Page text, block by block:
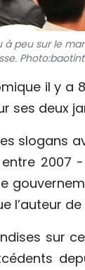
peu sur le
il y a
ses deux
slogans
2007
l’auteur de
sur